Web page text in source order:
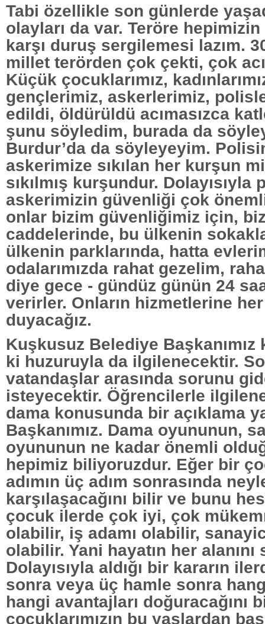
Tabi özellikle son günlerde
olayları da var. Teröre hepimizin
karşı duruş sergilemesi lazım.
millet terörden çok çekti, çok
Küçük çocuklarımız,
gençlerimiz, askerlerimiz,
edildi, öldürüldü acımasızca
şunu söyledim, burada da
Burdur’da da söyleyeyim.
askerimize sıkılan her kurşun
sıkılmış kurşundur.
askerimizin güvenliği çok
onlar bizim güvenliğimiz için,
caddelerinde, bu ülkenin
ülkenin parklarında, hatta
odalarımızda rahat gezelim,
diye gece - gündüz günün 24
verirler. Onların hizmetlerine
duyacağız.
Kuşkusuz Belediye
ki huzuruyla da ilgilenecektir.
vatandaşlar arasında sorunu
isteyecektir. Öğrencilerle
dama konusunda bir açıklama
Başkanımız. Dama oyununun,
oyununun ne kadar önemli
hepimiz biliyoruzdur. Eğer bir
adımın üç adım sonrasında
karşılaşacağını bilir ve bunu
çocuk ilerde çok iyi, çok
olabilir, iş adamı olabilir,
olabilir. Yani hayatın her
Dolayısıyla aldığı bir kararın
sonra veya üç hamle sonra
hangi avantajları doğuracağını
çocuklarımızın bu yaşlardan